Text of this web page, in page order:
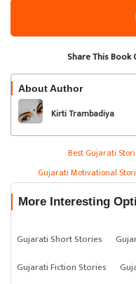
Share This Book
About Author
Kirti Trambadiya
Best Gujarati
Gujarati Motivational
More Interesting
Gujarati Short Stories
Gujarati Fiction Stories